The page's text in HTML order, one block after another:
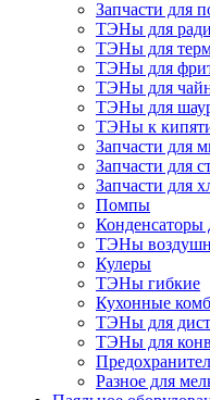
Запчасти для
ТЭНы для
ТЭНы для
ТЭНы для
ТЭНы для
ТЭНы для
ТЭНы к
Запчасти для
Запчасти для
Запчасти для
Помпы
Конденсаторы
ТЭНы
Кулеры
ТЭНы гибкие
Кухонные
ТЭНы для
ТЭНы для
Разное для